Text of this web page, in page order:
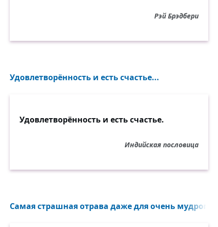
Рэй Брэдбери
Удовлетворённость и есть счастье...
Удовлетворённость и есть счастье.
Индийская пословица
Самая страшная отрава даже для очень мудрого